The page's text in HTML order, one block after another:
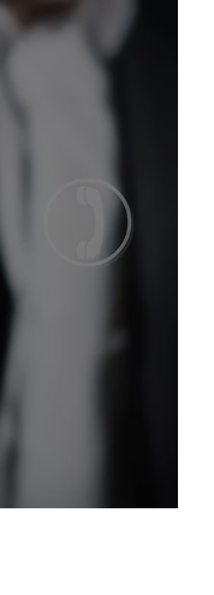
ÁCIDO LÁCTICO 80% GRADO ALIMENTARIO